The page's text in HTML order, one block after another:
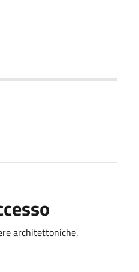
architettoniche.